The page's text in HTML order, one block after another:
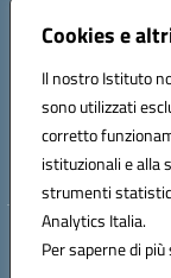
Cookies e
Il nostro Istituto
sono utilizzati
corretto
istituzionali e alla
strumenti
Analytics Italia.
Per saperne di
Centralino:
Posta elettronica
Codice fiscale:
Codice
Codice Indice delle
Codice unico di